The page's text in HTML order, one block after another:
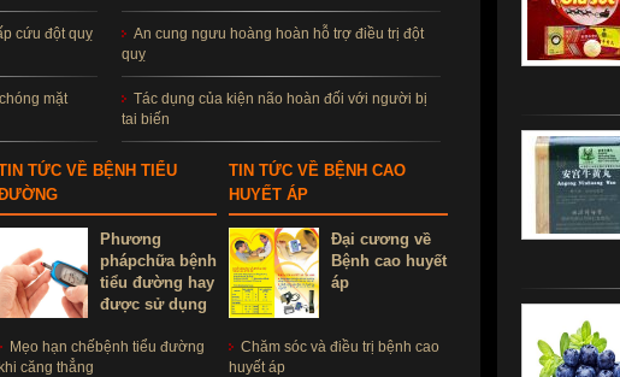
cứu đột quỵ
mặt
An cung ngưu hoàng hoàn hỗ trợ điều trị đột
quỵ
Tác dụng của kiện não hoàn đối với người bị
tai biến
TỨC VỀ BỆNH TIỂU
Phương
phápchữa bệnh
tiểu đường hay
được sử dụng
Mẹo hạn chếbệnh tiểu đường
căng thẳng
TIN TỨC VỀ BỆNH CAO
HUYẾT ÁP
Đại cương về
Bệnh cao huyết
áp
Chăm sóc và điều trị bệnh cao
huyết áp